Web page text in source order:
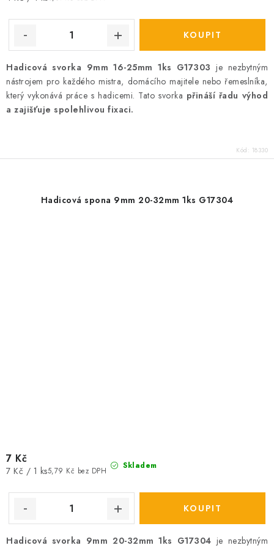
Hadicová svorka 9mm 16-25mm 1ks G17303 je nezbytným
nástrojem pro každého mistra, domácího majitele nebo řemeslníka,
který vykonává práce s hadicemi. Tato svorka přináší řadu výhod
a zajišťuje spolehlivou fixaci.
Kód: 18330
Hadicová spona 9mm 20-32mm 1ks G17304
Skladem
5,79 Kč bez DPH
7 Kč
Měrná
7 Kč / 1 ks
Hadicová svorka 9mm 20-32mm 1ks G17304 je nezbytným